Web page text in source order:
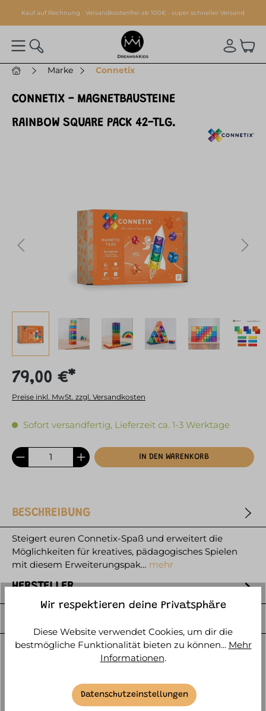
springen
Kauf auf Rechnung · Versandkostenfrei ab 100€ · super schneller Versand
Marke Connetix
CONNETIX - MAGNETBAUSTEINE
RAINBOW SQUARE PACK 42-TLG.
79,00 €*
Preise inkl. MwSt. zzgl. Versandkosten
Sofort versandfertig, Lieferzeit ca. 1-3 Werktage
IN DEN WARENKORB
BESCHREIBUNG
Steigert euren Connetix-Spaß und erweitert die
Möglichkeiten für kreatives, pädagogisches Spielen
mit diesem Erweiterungspak… mehr
HERSTELLER
Wir respektieren deine Privatsphäre
Diese Website verwendet Cookies, um dir die
bestmögliche Funktionalität bieten zu können... Mehr
Informationen.
Datenschutzeinstellungen